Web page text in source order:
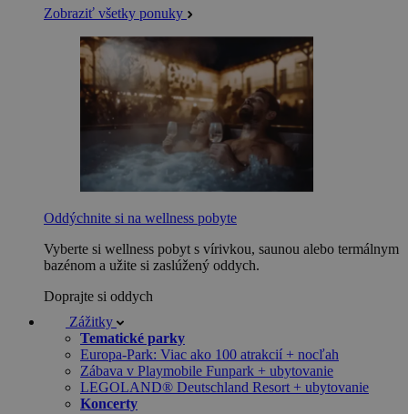
Zobraziť všetky ponuky
Oddýchnite si na wellness pobyte
Vyberte si wellness pobyt s vírivkou, saunou alebo termálnym
bazénom a užite si zaslúžený oddych.
Doprajte si oddych
Zážitky
Tematické parky
Europa-Park: Viac ako 100 atrakcií + nocľah
Zábava v Playmobile Funpark + ubytovanie
LEGOLAND® Deutschland Resort + ubytovanie
Koncerty